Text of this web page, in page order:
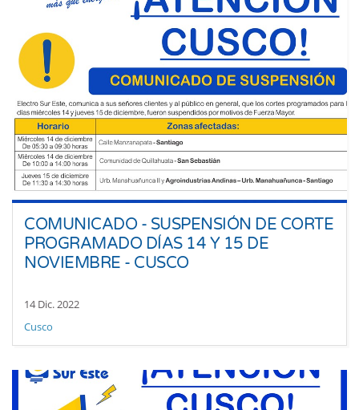
COMUNICADO - SUSPENSIÓN DE CORTE
PROGRAMADO DÍAS 14 Y 15 DE
NOVIEMBRE - CUSCO
14 Dic. 2022
Cusco